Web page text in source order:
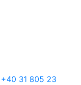
+40 31 805 23